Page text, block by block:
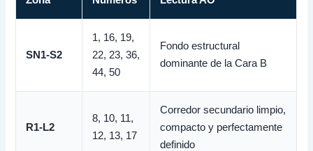
SN1-S2
1, 16, 19,
22, 23, 36,
44, 50
Fondo estructural
dominante de la Cara B
R1-L2
8, 10, 11,
12, 13, 17
Corredor secundario limpio,
compacto y perfectamente
definido